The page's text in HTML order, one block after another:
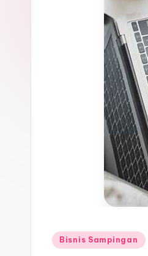
Posted
Bisnis Sampingan